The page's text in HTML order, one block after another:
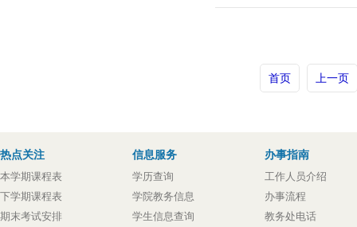
首页 上一页
热点关注
本学期课程表
下学期课程表
期末考试安排
信息服务
学历查询
学院教务信息
学生信息查询
办事指南
工作人员介绍
办事流程
教务处电话